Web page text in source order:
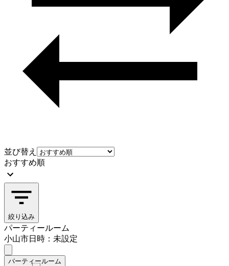
並び替え
おすすめ順
絞り込み
パーティールーム
小山市日時：未設定
パーティールーム